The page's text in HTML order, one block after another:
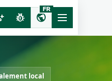
pest_control public
FR
local